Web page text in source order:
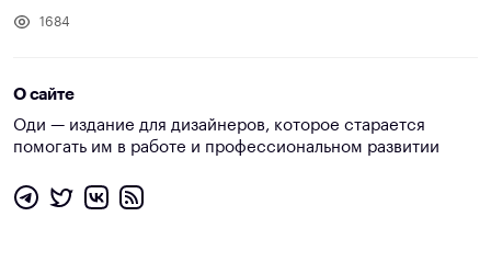
1684
О сайте
Оди — издание для дизайнеров, которое старается
помогать им в работе и профессиональном развитии